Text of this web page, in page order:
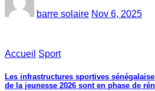
barre solaire Nov 6, 2025
Accueil Sport
Les infrastructures sportives
de la jeunesse 2026 sont en phase de